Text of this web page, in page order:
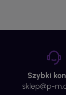
Szybki
sklep@p-